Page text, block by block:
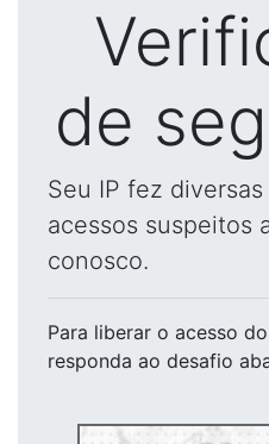
de
Seu IP fez
acessos suspeitos
conosco.
Para liberar o acesso
responda ao desafio